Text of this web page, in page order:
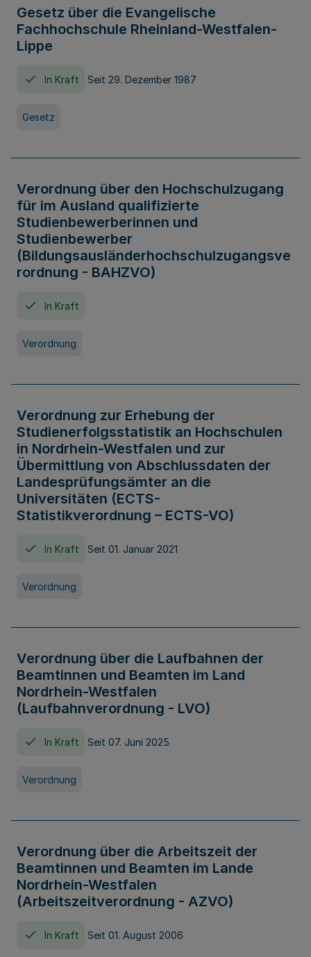
Gesetz über die Evangelische
Fachhochschule Rheinland-Westfalen-
Lippe
In Kraft Seit 29. Dezember 1987
Gesetz
Verordnung über den Hochschulzugang
für im Ausland qualifizierte
Studienbewerberinnen und
Studienbewerber
(Bildungsausländerhochschulzugangsve
rordnung - BAHZVO)
In Kraft
Verordnung
Verordnung zur Erhebung der
Studienerfolgsstatistik an Hochschulen
in Nordrhein-Westfalen und zur
Übermittlung von Abschlussdaten der
Landesprüfungsämter an die
Universitäten (ECTS-
Statistikverordnung – ECTS-VO)
In Kraft Seit 01. Januar 2021
Verordnung
Verordnung über die Laufbahnen der
Beamtinnen und Beamten im Land
Nordrhein-Westfalen
(Laufbahnverordnung - LVO)
In Kraft Seit 07. Juni 2025
Verordnung
Verordnung über die Arbeitszeit der
Beamtinnen und Beamten im Lande
Nordrhein-Westfalen
(Arbeitszeitverordnung - AZVO)
In Kraft Seit 01. August 2006